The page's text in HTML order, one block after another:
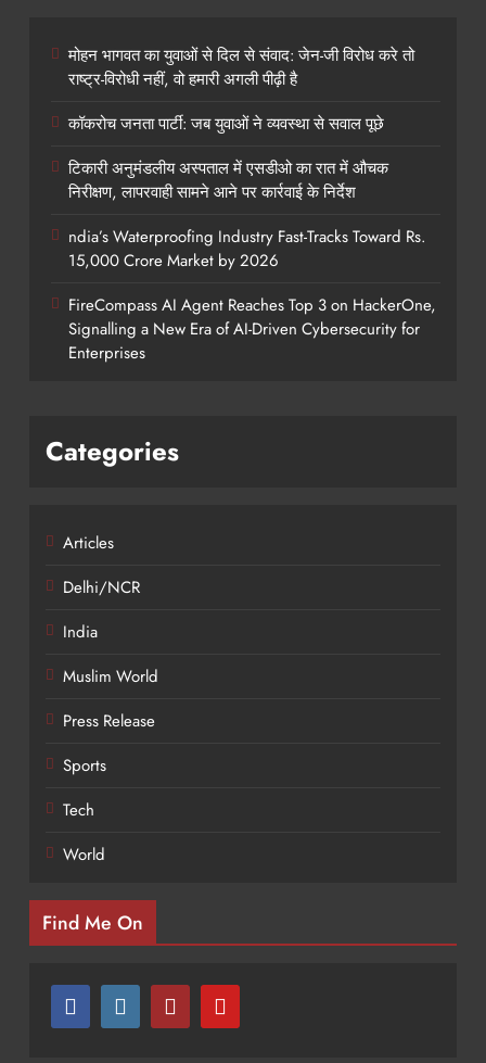
मोहन भागवत का युवाओं से दिल से संवाद: जेन-जी विरोध करे तो
राष्ट्र-विरोधी नहीं, वो हमारी अगली पीढ़ी है
कॉकरोच जनता पार्टी: जब युवाओं ने व्यवस्था से सवाल पूछे
टिकारी अनुमंडलीय अस्पताल में एसडीओ का रात में औचक
निरीक्षण, लापरवाही सामने आने पर कार्रवाई के निर्देश
ndia’s Waterproofing Industry Fast-Tracks Toward Rs.
15,000 Crore Market by 2026
FireCompass AI Agent Reaches Top 3 on HackerOne,
Signalling a New Era of AI-Driven Cybersecurity for
Enterprises
Categories
Articles
Delhi/NCR
India
Muslim World
Press Release
Sports
Tech
World
Find Me On